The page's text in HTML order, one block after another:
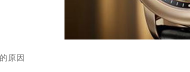
原因